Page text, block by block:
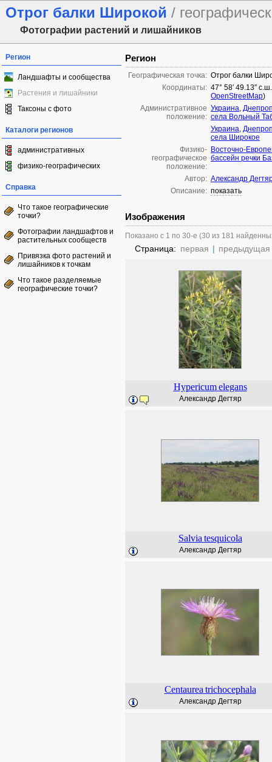
Отрог балки Широкой /
Фотографии растений и лишайников
Регион
Ландшафты и сообщества
Растения и лишайники
Таксоны с фото
Каталоги регионов
административных
физико-географических
Справка
Что такое географические
точки?
Фотографии ландшафтов и
растительных сообществ
Привязка фото растений и
лишайников к точкам
Что такое разделяемые
географические точки?
Регион
Географическая точка: Отрог балки
Координаты: 47° 58′ 49.13″
OpenStreetMap)
Административное
положение:
Украина,
села Вольный
Украина,
села Широкое
Физико-
географическое
положение:
Восточно-
бассейн речки
Автор: Александр
Описание: показать
Изображения
Показано с 1 по 30-е (30 из 181
Страница: первая | предыдущая
Hypericum elegans
Александр Дегтяр
Salvia tesquicola
Александр Дегтяр
Centaurea trichocephala
Александр Дегтяр